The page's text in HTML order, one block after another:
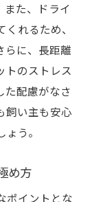
また、ドライ
れるため、
らに、長距離
トのストレス
た配慮がなさ
飼い主も安心
う。
め方
ポイントとな